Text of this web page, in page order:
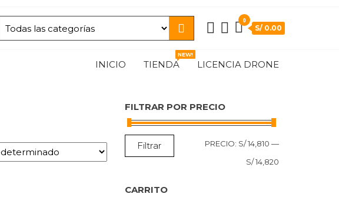
0
S/ 0.00
INICIO TIENDA
NEW!
LICENCIA DRONE
FILTRAR POR PRECIO
PRECIO
PRECIO
Filtrar PRECIO: S/ 14,810 —
S/ 14,820
CARRITO